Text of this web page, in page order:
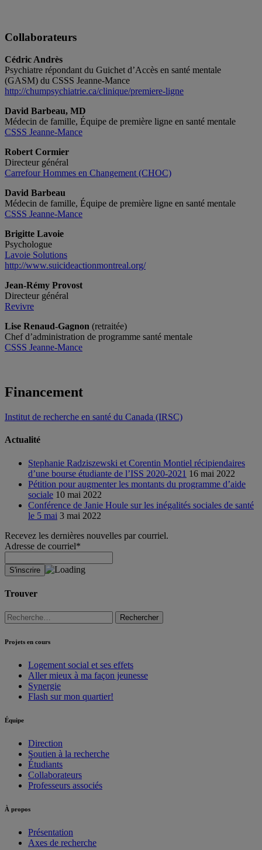
Collaborateurs
Cédric Andrès
Psychiatre répondant du Guichet d’Accès en santé mentale
(GASM) du CSSS Jeanne-Mance
http://chumpsychiatrie.ca/clinique/premiere-ligne
David Barbeau, MD
Médecin de famille, Équipe de première ligne en santé mentale
CSSS Jeanne-Mance
Robert Cormier
Directeur général
Carrefour Hommes en Changement (CHOC)
David Barbeau
Médecin de famille, Équipe de première ligne en santé mentale
CSSS Jeanne-Mance
Brigitte Lavoie
Psychologue
Lavoie Solutions
http://www.suicideactionmontreal.org/
Jean-Rémy Provost
Directeur général
Revivre
Lise Renaud-Gagnon (retraitée)
Chef d’administration de programme santé mentale
CSSS Jeanne-Mance
Financement
Institut de recherche en santé du Canada (IRSC)
Actualité
Stephanie Radziszewski et Corentin Montiel récipiendaires
d’une bourse étudiante de l’ISS 2020-2021 16 mai 2022
Pétition pour augmenter les montants du programme d’aide
sociale 10 mai 2022
Conférence de Janie Houle sur les inégalités sociales de santé
le 5 mai 3 mai 2022
Recevez les dernières nouvelles par courriel.
Adresse de courriel*
Trouver
Rechercher :
Projets en cours
Logement social et ses effets
Aller mieux à ma façon jeunesse
Synergie
Flash sur mon quartier!
Équipe
Direction
Soutien à la recherche
Étudiants
Collaborateurs
Professeurs associés
À propos
Présentation
Axes de recherche